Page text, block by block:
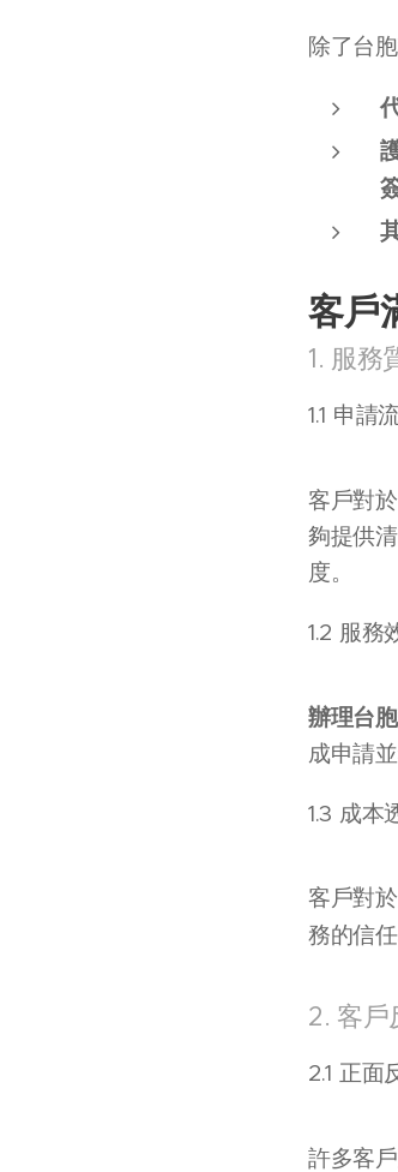
除了台
客戶
1. 服務
1.1 申請
客戶對於
夠提供
度。
1.2 服務
辦理台
成申請
1.3 成本
客戶對
務的信
2. 客戶
2.1 正面
許多客